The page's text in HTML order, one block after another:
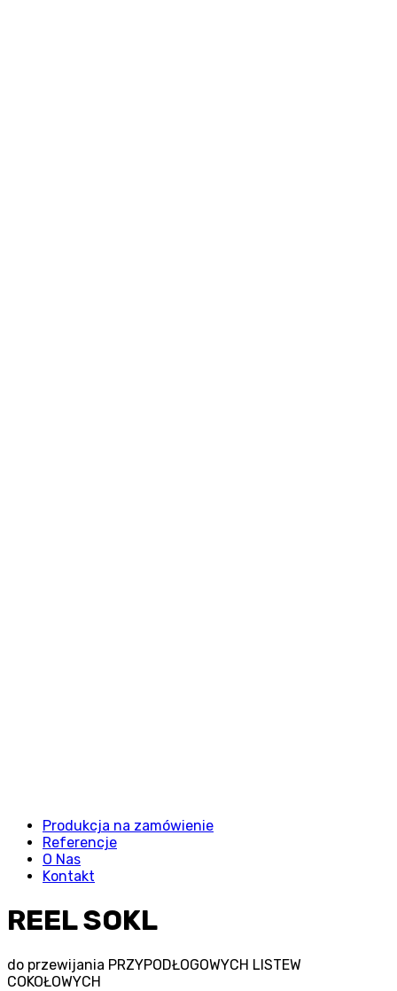
Produkcja na zamówienie
Referencje
O Nas
Kontakt
REEL SOKL
do przewijania PRZYPODŁOGOWYCH LISTEW
COKOŁOWYCH